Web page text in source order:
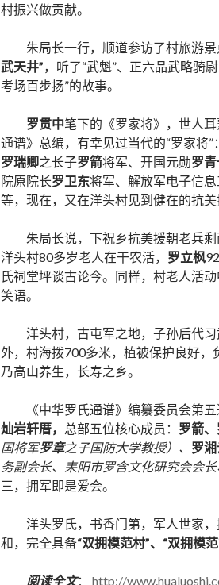
村振兴做贡献。
朱局长一行，顺道参访了村旅游
武天井”，听了“武魁”、正六品武略骑尉
考场百步扬”的故事。
罗贯中笔下的《罗家将》，世人
通谱》总编，有幸见过当代的“罗家将”
罗瑞卿之长子罗箭将军、开国元勋罗
院原院长罗卫东将军、解放军电子信
等，现在，又在洋头村见到健在的抗美
朱局长说，下祝乡抗美援朝老兵
洋头村80多岁老人在干农活， 罗立枫
氏祠堂坪谈古论今。同样，村老人活
笑语。
洋头村，古屯军之地，子孙后代
外，村海拨700多米，植被保护良好，
乃高山养生，长寿之乡。
《中华罗氏通谱》编纂委员会第
灿岩轩厝， 总部五位核心成员： 罗箭
国将军罗章之子国防大学教授）、 罗
务副会长、耒阳市罗含文化研究会会长
三，拥军即是爱会。
洋头罗氏，书香门第，军人世家
和，完全具备“双拥模范村”、“双拥模
阅读全文： http://